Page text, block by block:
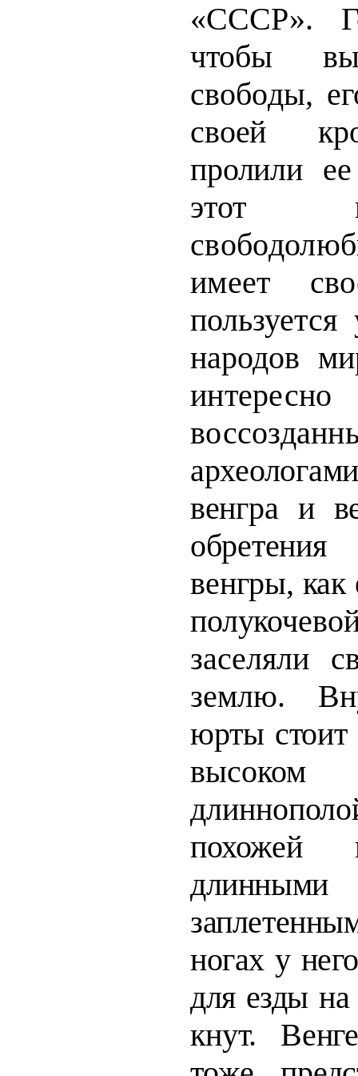
«СССР».
чтобы
свобо­ды,
своей
пролили
этот
имеет
народов
венгра и
обретения
венгры,
заселяли
землю.
юрты стоит
ногах у
для езды
кнут.